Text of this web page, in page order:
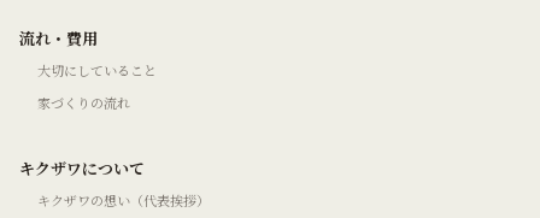
流れ・費用
大切にしていること
家づくりの流れ
キクザワについて
キクザワの想い（代表挨拶）